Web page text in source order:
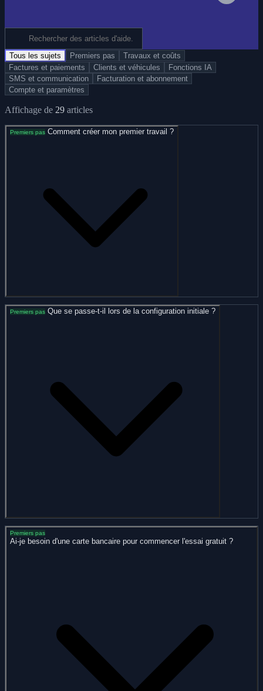
Tous les sujets Premiers pas
Travaux et coûts
Factures et paiements
Clients et véhicules
Fonctions IA
SMS et communication
Facturation et abonnement
Compte et paramètres
Affichage de 29 articles
Premiers pas Comment créer mon premier travail ?
Premiers pas Que se passe-t-il lors de la configuration initiale ?
Premiers pas
Ai-je besoin d'une carte bancaire pour commencer l'essai gratuit ?